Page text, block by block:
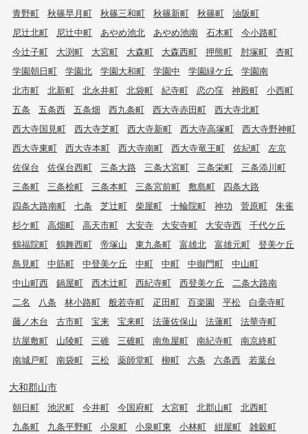
青野町 秋篠早月町 秋篠三和町 秋篠新町 秋篠町
油阪町
尼辻北町
尼辻中町 あやめ池北 あやめ池南 石木町
今小路町
今辻子町
大渕町 大宮町 大森町 大森西町 押熊町 肘塚町
杏町
学園朝日町
学園北 学園大和町 学園中 学園緑ケ丘
学園南
北市町
北新町 北永井町 北袋町 紀寺町 恋の窪 神殿町
小西町
五条
五条西 五条畑 西九条町 西大寺赤田町
西大寺北町
西大寺国見町
西大寺芝町 西大寺新町 西大寺高塚町
西大寺野神町
西大寺東町
西大寺本町 西大寺南町 西大寺竜王町 佐紀町
左京
佐保台
佐保台西町 三条大路 三条大宮町 三条栄町
三条添川町
三条町
三条桧町 三条本町 三条宮前町 敷島町
四条大路
四条大路南町
七条 芝辻町 柴屋町 十輪院町 神功 菅原町
朱雀
杉ケ町
高畑町 高天市町 大安寺 大安寺町 大安寺西
千代ケ丘
鶴福院町
鶴舞西町 帝塚山 東九条町 富雄北 富雄元町
登美ケ丘
鳥見町
中筋町 中登美ケ丘 中町 中町 中御門町
中山町
中山町西
鍋屋町 西木辻町 西紀寺町 西登美ケ丘
二条大路南
二名
八条 林小路町 般若寺町 疋田町 百楽園 平松
白毫寺町
藤ノ木台
古市町 宝来 宝来町 法蓮佐保山 法蓮町
法華寺町
坊屋敷町
山陵町 三碓 三碓町 南魚屋町 南紀寺町
南京終町
南城戸町
南袋町 三松 薬師堂町 柳町 六条 六条西 若葉台
大和郡山市
朝日町 池沢町 今井町 今国府町 大宮町 北郡山町
北西町
九条町
九条平野町 小泉町 小泉町東 小林町 紺屋町
雑穀町